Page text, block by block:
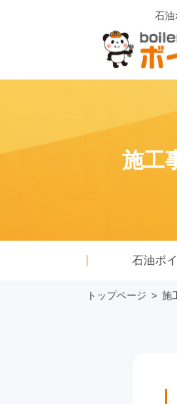
石油
施工
石油ボ
トップページ > 施